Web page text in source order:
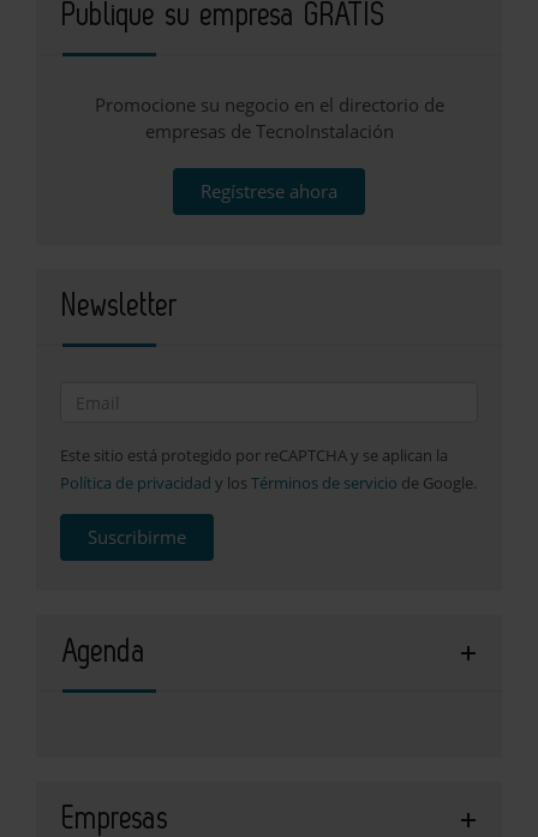
Publique su empresa GRATIS
Promocione su negocio en el directorio de
empresas de TecnoInstalación
Regístrese ahora
Newsletter
Este sitio está protegido por reCAPTCHA y se aplican la
Política de privacidad y los Términos de servicio de Google.
Suscribirme
Agenda
Empresas